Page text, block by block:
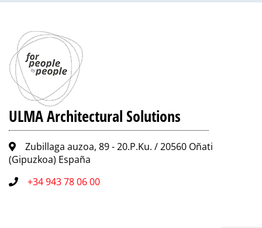
ULMA Architectural Solutions
Zubillaga auzoa, 89 - 20.P.Ku. / 20560 Oñati
(Gipuzkoa) España
+34 943 78 06 00